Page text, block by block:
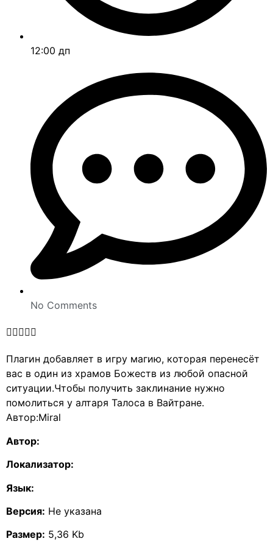
12:00 дп
No Comments

Плагин добавляет в игру магию, которая перенесёт
вас в один из храмов Божеств из любой опасной
ситуации.Чтобы получить заклинание нужно
помолиться у алтаря Талоса в Вайтране.
Автор:Miral
Автор:
Локализатор:
Язык:
Версия: Не указана
Размер: 5,36 Kb